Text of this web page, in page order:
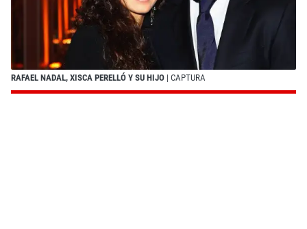
RAFAEL NADAL, XISCA PERELLÓ Y SU HIJO | CAPTURA